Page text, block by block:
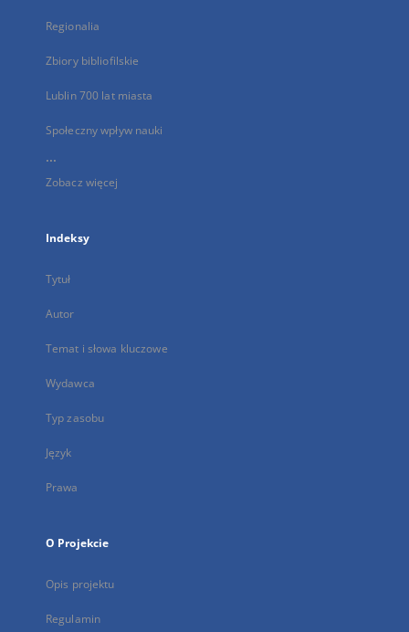
Regionalia
Zbiory bibliofilskie
Lublin 700 lat miasta
Społeczny wpływ nauki
...
Zobacz więcej
Indeksy
Tytuł
Autor
Temat i słowa kluczowe
Wydawca
Typ zasobu
Język
Prawa
O Projekcie
Opis projektu
Regulamin